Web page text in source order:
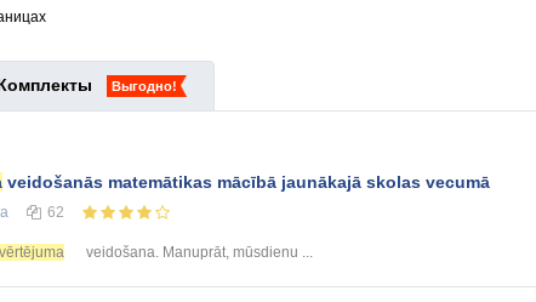
Выгодно!
veidošanās matemātikas mācībā jaunākajā skolas vecumā
62
veidošana. Manuprāt, mūsdienu ...